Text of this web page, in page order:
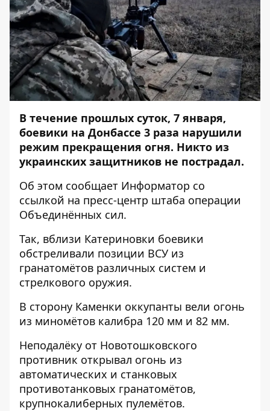
В течение прошлых суток, 7 января,
боевики на Донбассе 3 раза нарушили
режим прекращения огня. Никто из
украинских защитников не пострадал.
Об этом сообщает Информатор со
ссылкой на пресс-центр штаба операции
Объединённых сил.
Так, вблизи Катериновки боевики
обстреливали позиции ВСУ из
гранатомётов различных систем и
стрелкового оружия.
В сторону Каменки оккупанты вели огонь
из миномётов калибра 120 мм и 82 мм.
Неподалёку от Новотошковского
противник открывал огонь из
автоматических и станковых
противотанковых гранатомётов,
крупнокалиберных пулемётов.